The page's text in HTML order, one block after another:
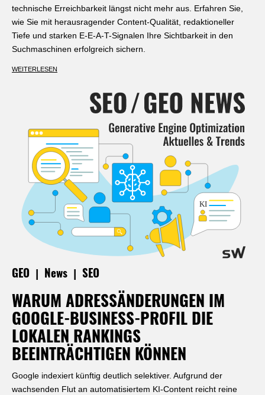
technische Erreichbarkeit längst nicht mehr aus. Erfahren Sie,
wie Sie mit herausragender Content-Qualität, redaktioneller
Tiefe und starken E-E-A-T-Signalen Ihre Sichtbarkeit in den
Suchmaschinen erfolgreich sichern.
WEITERLESEN
GEO News SEO
WARUM ADRESSÄNDERUNGEN IM
GOOGLE-BUSINESS-PROFIL DIE
LOKALEN RANKINGS
BEEINTRÄCHTIGEN KÖNNEN
Google indexiert künftig deutlich selektiver. Aufgrund der
wachsenden Flut an automatisiertem KI-Content reicht reine